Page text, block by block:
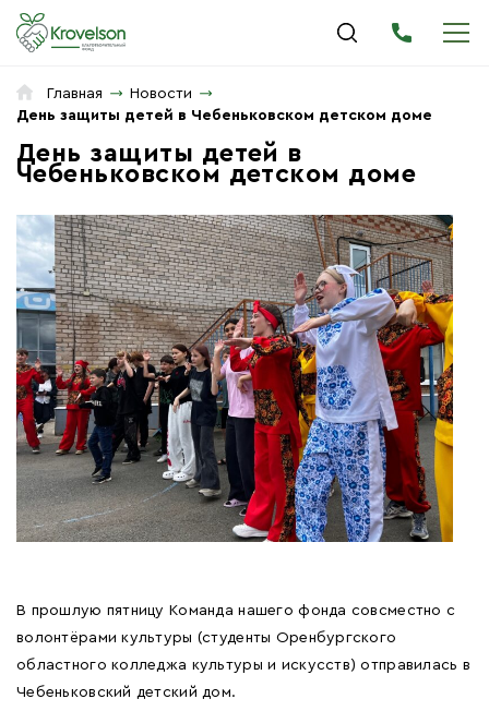
Главная
Новости
День защиты детей в Чебеньковском детском доме
День защиты детей в
Чебеньковском детском доме
В прошлую пятницу Команда нашего фонда совсместно с
волонтёрами культуры (студенты Оренбургского
областного колледжа культуры и искусств) отправилась в
Чебеньковский детский дом.